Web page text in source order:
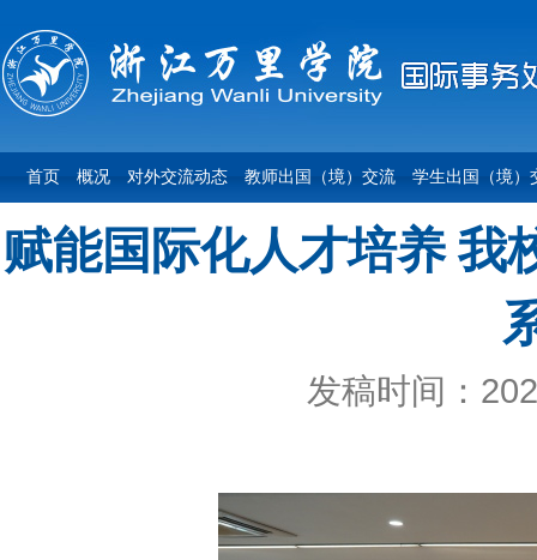
首页 概况 对外交流动态 教师出国（境）交流 学生出国（境）
赋能国际化人才培养 我
发稿时间：